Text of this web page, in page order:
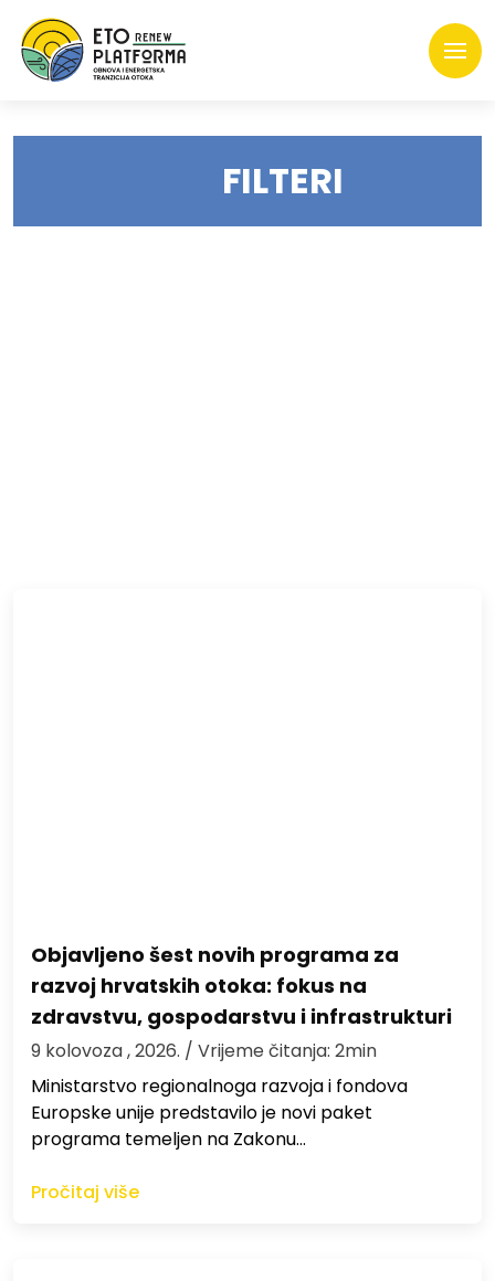
FILTERI
Objavljeno šest novih programa za
razvoj hrvatskih otoka: fokus na
zdravstvu, gospodarstvu i infrastrukturi
9 kolovoza , 2026. / Vrijeme čitanja: 2min
Ministarstvo regionalnoga razvoja i fondova
Europske unije predstavilo je novi paket
programa temeljen na Zakonu…
Pročitaj više